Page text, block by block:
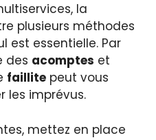
la
plusieurs méthodes
est essentielle. Par
des acomptes et
faillite peut vous
les imprévus.
mettez en place